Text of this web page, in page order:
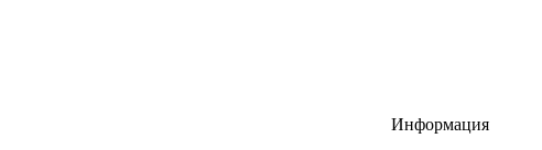
Информация